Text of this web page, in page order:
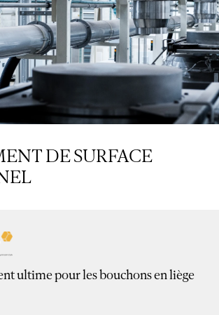
DE SURFACE
ultime pour les bouchons en liège